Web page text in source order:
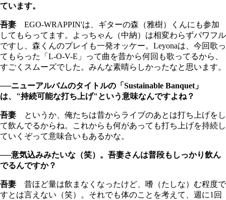
ています。
吾妻 EGO-WRAPPIN'は、ギターの森（雅樹）くんにも参加
してもらってます。よっちゃん（中納）は相変わらずパワフル
ですし、森くんのプレイも一発オッケー。Leyonaは、今回歌っ
てもらった「L-O-V-E」って曲を昔から何回も歌ってるから、
すごくスムーズでした。みんな素晴らしかったなと思います。
──ニューアルバムのタイトルの「Sustainable Banquet」
は、"持続可能な打ち上げ"という意味なんですよね？
吾妻 というか、俺たちは昔からライブのあとは打ち上げをし
て飲んでるからね。これからも何があっても打ち上げを持続し
ていくぞって意味合いもあるかな。
──意気込みみたいな（笑）。吾妻さんは普段もしっかり飲ん
でるんですか？
吾妻 昔ほど量は飲まなくなったけど、嗜（たしな）む程度で
すとは言えない（笑）。それでも体のことを考えて、週に1回